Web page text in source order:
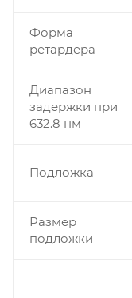
Форма
ретардера
Диапазон
задержки при
632.8 нм
Подложка
Размер
подложки